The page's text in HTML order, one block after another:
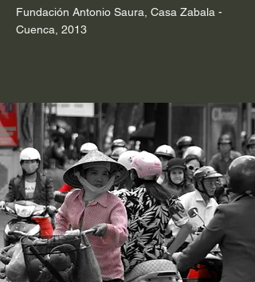
Fundación Antonio Saura, Casa Zabala -
Cuenca, 2013